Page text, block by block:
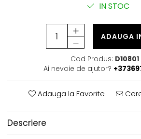
IN STOC
ADAUGA
Cod Produs: D10801
Ai nevoie de ajutor?
Adauga la Favorite
Descriere